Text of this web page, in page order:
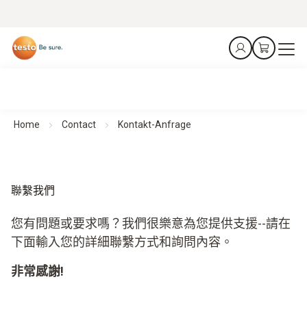
Home Contact Kontakt-Anfrage
聯繫我們
您有問題或要求嗎？我們很樂意為您提供支援--請在
下面輸入您的詳細聯繫方式和詢問內容。
非常感謝!